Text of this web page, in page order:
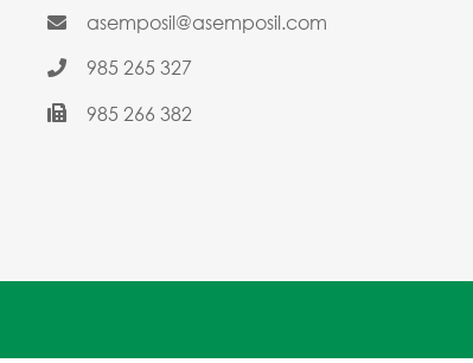
asemposil@asemposil.com
985 265 327
985 266 382